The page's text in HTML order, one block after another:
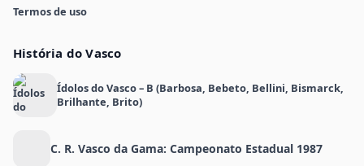
Termos de uso
História do Vasco
Ídolos do Vasco – B (Barbosa, Bebeto, Bellini, Bismarck,
Brilhante, Brito)
C. R. Vasco da Gama: Campeonato Estadual 1987